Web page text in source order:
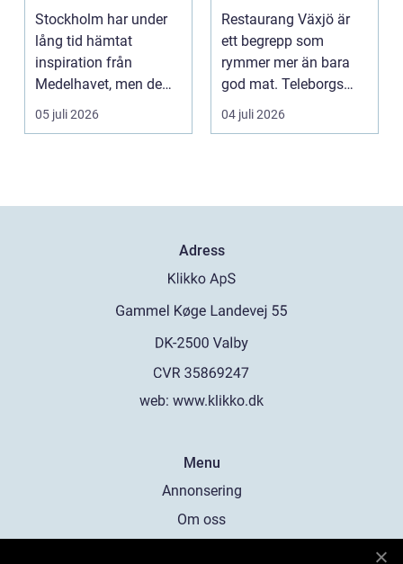
och smarta val
Stockholm har under
lång tid hämtat
inspiration från
Medelhavet, men de
senaste åren har
spanska res...
05 juli 2026
sjöutsikt
Restaurang Växjö är
ett begrepp som
rymmer mer än bara
god mat. Teleborgs
slott ...
04 juli 2026
Adress
web: www.klikko.dk
Menu
Annonsering
Om oss